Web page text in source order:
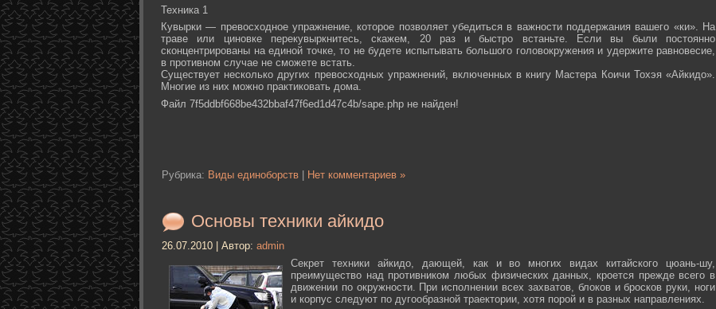
Техника 1
Кувырки — превосходное упражнение, которое позволяет убедиться в важности поддержания вашего «ки». На
траве или циновке перекувыркнитесь, скажем, 20 раз и быстро встаньте. Если вы были постоянно
сконцентрированы на единой точке, то не будете испытывать большого головокружения и удержите равновесие,
в противном случае не сможете встать.
Существует несколько других превосходных упражнений, включенных в книгу Мастера Коичи Тохэя «Айкидо».
Многие из них можно практиковать дома.
Файл 7f5ddbf668be432bbaf47f6ed1d47c4b/sape.php не найден!
Рубрика: Виды единоборств Нет комментариев »
Основы техники айкидо
26.07.2010 | Автор: admin
Секрет техники айкидо, дающей, как и во многих видах китайского цюань-шу,
преимущество над противником любых физических данных, кроется прежде всего в
движении по окружности. При исполнении всех захватов, блоков и бросков руки, ноги
и корпус следуют по дугообразной траектории, хотя порой и в разных направлениях.